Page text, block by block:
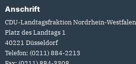
Fußbereich
Anschrift
CDU-Landtagsfraktion Nordrhein-Westfalen
Platz des Landtags 1
40221 Düsseldorf
Telefon: (0211) 884-2213